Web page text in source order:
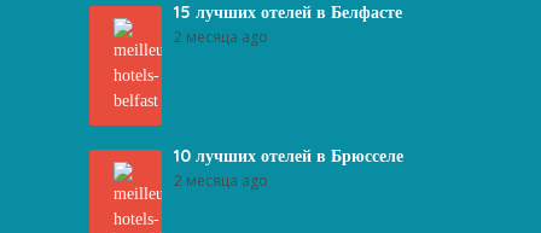
15 лучших отелей в Белфасте
2 месяца ago
10 лучших отелей в Брюсселе
2 месяца ago